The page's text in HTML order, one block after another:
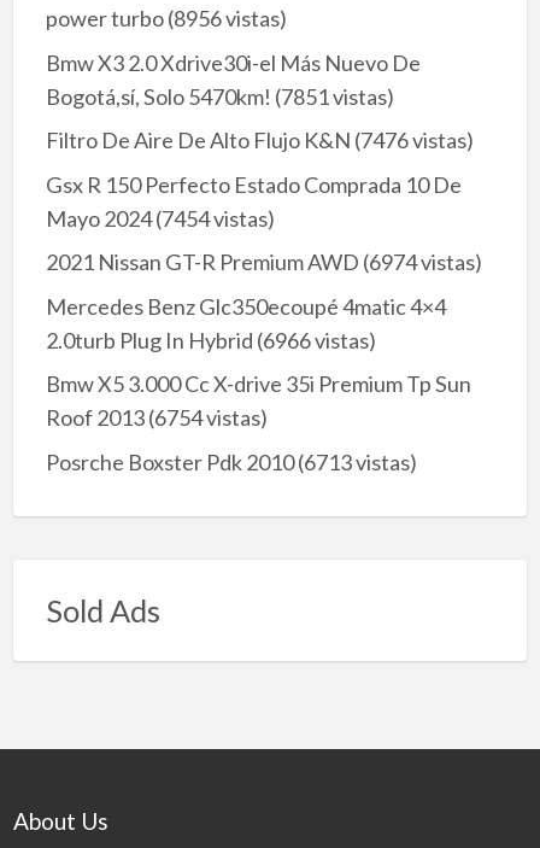
power turbo(8956 vistas)
Bmw X3 2.0 Xdrive30i-el Más Nuevo De
Bogotá,sí, Solo 5470km! (7851 vistas)
Filtro De Aire De Alto Flujo K&N (7476 vistas)
Gsx R 150 Perfecto Estado Comprada 10 De
Mayo 2024(7454 vistas)
2021 Nissan GT-R Premium AWD (6974 vistas)
Mercedes Benz Glc350ecoupé 4matic 4×4
2.0turb Plug In Hybrid (6966 vistas)
Bmw X5 3.000 Cc X-drive 35i Premium Tp Sun
Roof 2013(6754 vistas)
Posrche Boxster Pdk 2010(6713 vistas)
Sold Ads
About Us